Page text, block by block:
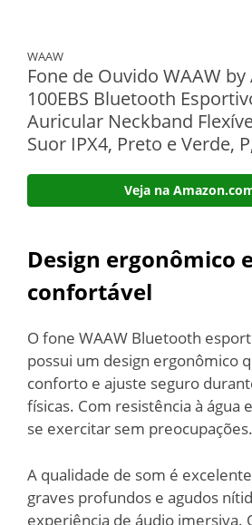
WAAW
Fone de Ouvido WAAW by
100EBS Bluetooth
Auricular Neckband
Suor IPX4, Preto e Verde,
Veja na
Design ergonômico
confortável
O fone WAAW Bluetooth
possui um design ergonômico
conforto e ajuste seguro
físicas. Com resistência à água
se exercitar sem preocupações.
A qualidade de som é
graves profundos e agudos
experiência de áudio imersiva.